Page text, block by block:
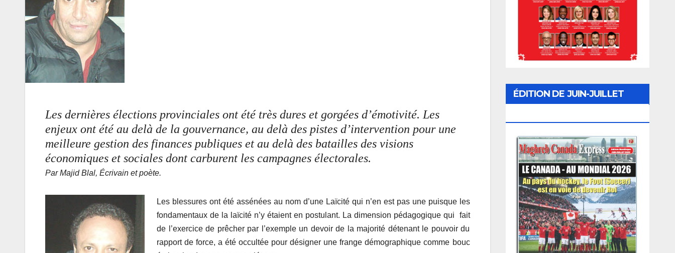
Les dernières élections provinciales ont été très dures et gorgées d’émotivité. Les
enjeux ont été au delà de la gouvernance, au delà des pistes d’intervention pour une
meilleure gestion des finances publiques et au delà des batailles des visions
économiques et sociales dont carburent les campagnes électorales.
Par Majid Blal, Écrivain et poète.
Les blessures ont été assénées au nom d’une Laïcité qui n’en est pas une puisque les
fondamentaux de la laïcité n’y étaient en postulant. La dimension pédagogique qui fait
de l’exercice de prêcher par l’exemple un devoir de la majorité détenant le pouvoir du
rapport de force, a été occultée pour désigner une frange démographique comme bouc
ÉDITION DE JUIN-JUILLET